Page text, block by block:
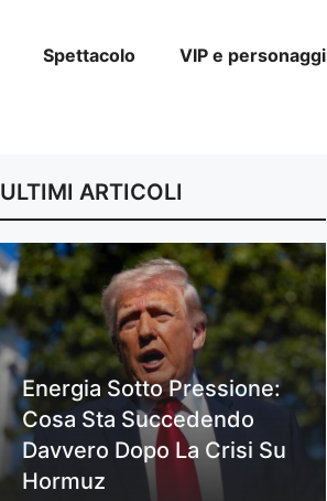
Spettacolo VIP e personaggi
ULTIMI ARTICOLI
Energia Sotto Pressione:
Cosa Sta Succedendo
Davvero Dopo La Crisi Su
Hormuz